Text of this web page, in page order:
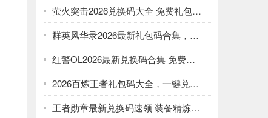
萤火突击2026兑换码大全 免费礼包一键领取
群英风华录2026最新礼包码合集，一键领取限时福利
红警OL2026最新兑换码合集 免费礼包一键领取
2026百炼王者礼包码大全，一键兑换加速武将养成
王者勋章最新兑换码速领 装备精炼资源轻松刷